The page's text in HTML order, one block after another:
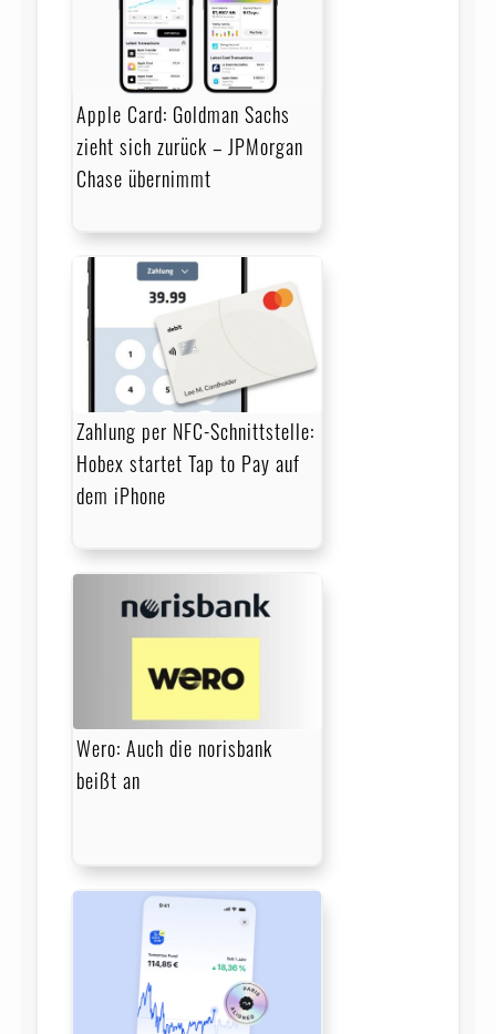
Apple Card: Goldman Sachs
zieht sich zurück – JPMorgan
Chase übernimmt
Zahlung per NFC-Schnittstelle:
Hobex startet Tap to Pay auf
dem iPhone
Wero: Auch die norisbank
beißt an